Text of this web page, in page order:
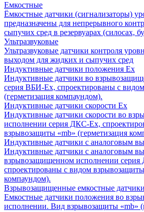
Емкостные
Ёмкостные датчики (сигнализаторы)
предназначены для непрерывного
сыпучих сред в резервуарах (силосах,
Ультразвуковые
Ультразвуковые датчики контроля
выходом для жидких и сыпучих сред
Индуктивные датчики положения Ех
Индуктивные датчики во
серия ВБИ-Ех, спроектированы с
(герметизация компаундом).
Индуктивные датчики скорости Ех
Индуктивные датчики скорости во
исполнении серия ДКС-Ех,
взрывозащиты «mb» (герметизация
Индуктивные датчики с аналоговым
Индуктивные датчики с аналоговым
взрывозащищенном исполнении
спроектированы с видом
компаундом).
Взрывозащищенные емкостные датчики
Емкостные датчики положения во
исполнении. Вид взрывозащиты «mb»